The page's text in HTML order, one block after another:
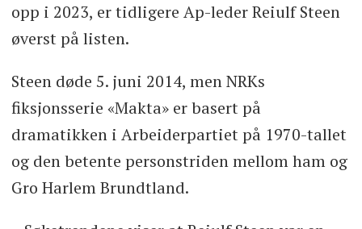
opp i 2023, er tidligere Ap-leder Reiulf Steen
øverst på listen.
Steen døde 5. juni 2014, men NRKs
fiksjonsserie «Makta» er basert på
dramatikken i Arbeiderpartiet på 1970-tallet
og den betente personstriden mellom ham og
Gro Harlem Brundtland.